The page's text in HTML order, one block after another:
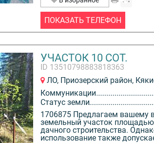
ПОКАЗАТЬ ТЕЛЕФОН
УЧАСТОК 10 СОТ.
ID 13510798883818363
ЛО, Приозерский район,
Коммуникации
Статус земли
1706875 Предлагаем вашему
земельный участок
дачного строительства.
использование также